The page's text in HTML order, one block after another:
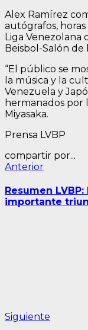
Alex Ramírez
autógrafos,
Liga Venezolana
Beisbol-Salón de
“El público se
la música y la
Venezuela y
hermanados por
Miyasaka.
Prensa LVBP
compartir por...
Navegación
de
entradas
AnteriorEntrada
Resumen
importante
Siguiente